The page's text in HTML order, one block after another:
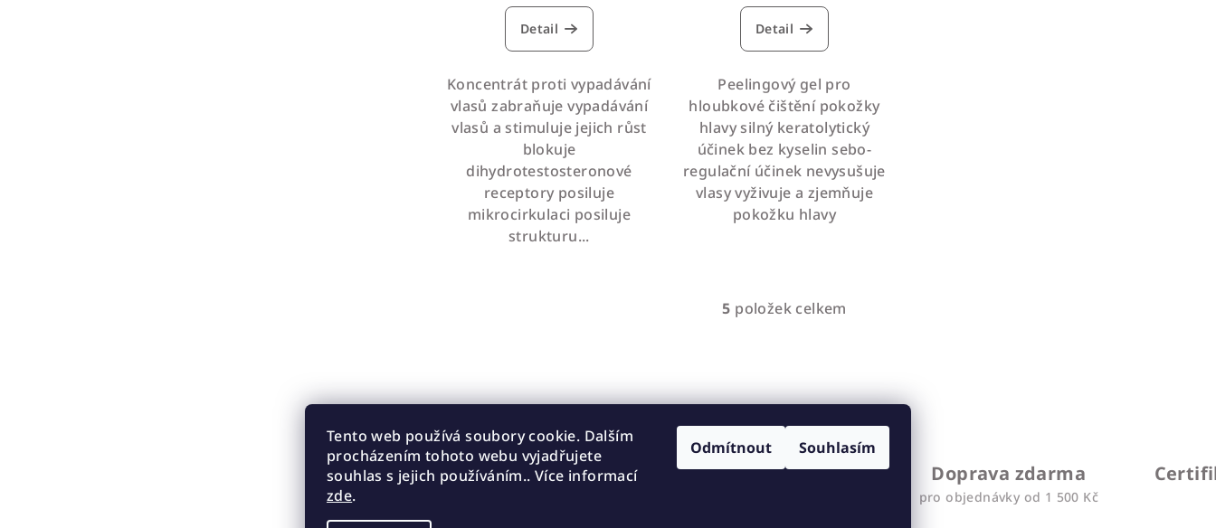
Tento web používá soubory cookie. Dalším
procházením tohoto webu vyjadřujete
souhlas s jejich používáním.. Více informací
zde.
Odmítnout Souhlasím
hodnocení
produktu
je
5,0
z
5
hvězdiček.
Detail
Koncentrát proti vypadávání
vlasů zabraňuje vypadávání
vlasů a stimuluje jejich růst
blokuje
dihydrotestosteronové
receptory posiluje
mikrocirkulaci posiluje
strukturu...
Detail
Peelingový gel pro
hloubkové čištění pokožky
hlavy silný keratolytický
účinek bez kyselin sebo-
regulační účinek nevysušuje
vlasy vyživuje a zjemňuje
pokožku hlavy
O
á
d
c
5 položek celkem
Odborné poradenství Doprava zdarma
pro objednávky od 1 500 Kč